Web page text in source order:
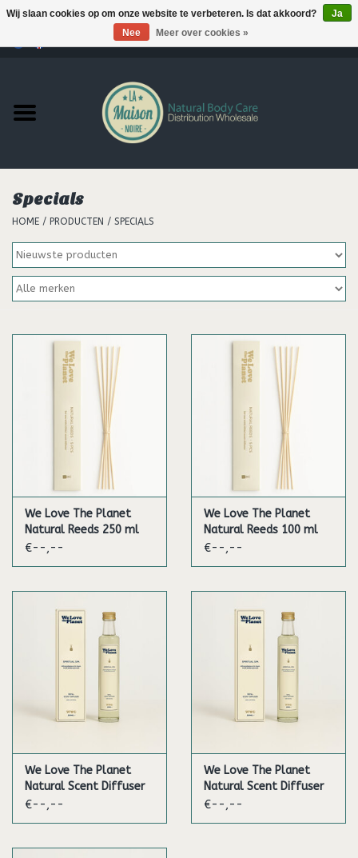
Producten
MERKEN
Support
Hair
Nieuws
Specials
HOME / PRODUCTEN / SPECIALS
We Love The Planet
Natural Reeds 250 ml
€--,--
We Love The Planet
Natural Reeds 100 ml
€--,--
We Love The Planet
Natural Scent Diffuser
Refill 250 ml Spiritual
€--,--
We Love The Planet
Natural Scent Diffuser
250 ml Spiritual Spa
€--,--
Wij slaan cookies op om onze website te verbeteren. Is dat akkoord?
Ja
Nee
Meer over cookies »